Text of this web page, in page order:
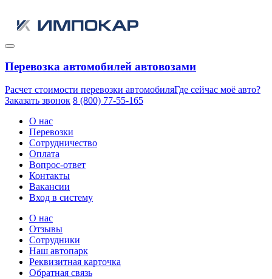
Перевозка автомобилей автовозами
Расчет стоимости перевозки автомобиляГде сейчас моё авто?
Заказать звонок 8 (800) 77-55-165
О нас
Перевозки
Сотрудничество
Оплата
Вопрос-ответ
Контакты
Вакансии
Вход в систему
О нас
Отзывы
Сотрудники
Наш автопарк
Реквизитная карточка
Обратная связь